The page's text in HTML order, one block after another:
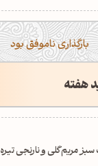
بارگذاری ناموفق بود
هفته
مریم‌گلی و نارنجی تیره